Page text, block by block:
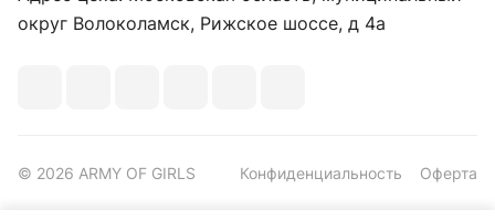
округ Волоколамск, Рижское шоссе, д 4а
© 2026 ARMY OF GIRLS Конфиденциальность Оферта